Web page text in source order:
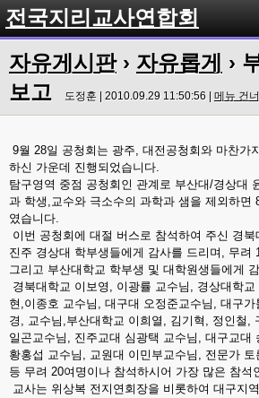
전국지리교사연합회
자유게시판› 자유롭게 ›
보고
도정훈 | 2010.09.29 11:50:56 | 메뉴 건
9월 28일 공청회는 광주, 대전공청회와 마찬가
하신 가운데 진행되었습니다.
탐구영역 중점 공청회인 관계로 부산대/경상대
과 학생,교수와 극소수의 과학과 샘을 제외하면
였습니다.
이번 공청회에 대절 버스로 참석하여 주신 경
진주 경상대 학부생들에게 감사를 드리며, 무려
그리고 부산대학교 학부생 및 대학원생들에게
경북대학교 이보영, 이광률 교수님, 경상대학
현,이종호 교수님, 대구대 오정준교수님, 대구
경, 교수님,부산대학교 이희열, 김기혁, 정인철,
일곤교수님, 진주교대 심광택 교수님, 대구교대
황홍섭 교수님, 교원대 이민부교수님, 전문가
등 무려 20여명이나 참석하시어 가장 많은 참석
교사는 위상복 전지연회장을 비롯하여 대구지